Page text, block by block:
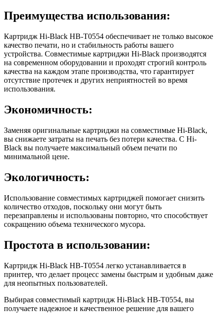
Преимущества использования:
Картридж Hi-Black HB-T0554 обеспечивает не только высокое
качество печати, но и стабильность работы вашего
устройства. Совместимые картриджи Hi-Black производятся
на современном оборудовании и проходят строгий контроль
качества на каждом этапе производства, что гарантирует
отсутствие протечек и других неприятностей во время
использования.
Экономичность:
Заменяя оригинальные картриджи на совместимые Hi-Black,
вы снижаете затраты на печать без потери качества. С Hi-
Black вы получаете максимальный объем печати по
минимальной цене.
Экологичность:
Использование совместимых картриджей помогает снизить
количество отходов, поскольку они могут быть
перезаправлены и использованы повторно, что способствует
сокращению объема технического мусора.
Простота в использовании:
Картридж Hi-Black HB-T0554 легко устанавливается в
принтер, что делает процесс замены быстрым и удобным даже
для неопытных пользователей.
Выбирая совместимый картридж Hi-Black HB-T0554, вы
получаете надежное и качественное решение для вашего